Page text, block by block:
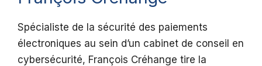
Spécialiste de la sécurité des paiements
électroniques au sein d’un cabinet de conseil en
cybersécurité, François Créhange tire la